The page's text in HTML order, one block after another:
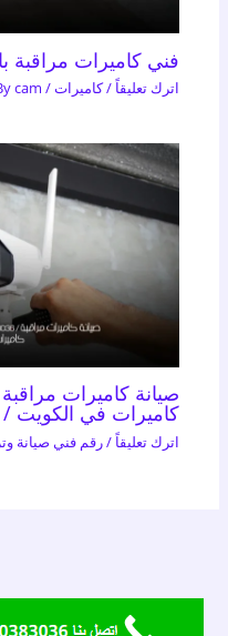
فني كاميرات مراقبة
اترك تعليقاً/كاميرات/ By
cam
كاميرات في الكويت /
اترك تعليقاً/رقم فني صيانة